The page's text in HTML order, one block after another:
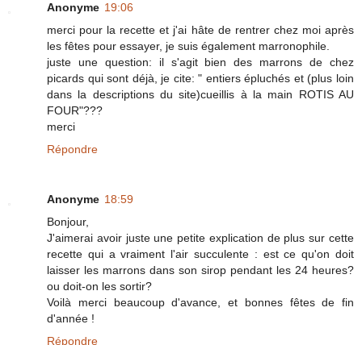
Anonyme 19:06
merci pour la recette et j'ai hâte de rentrer chez moi après
les fêtes pour essayer, je suis également marronophile.
juste une question: il s'agit bien des marrons de chez
picards qui sont déjà, je cite: " entiers épluchés et (plus loin
dans la descriptions du site)cueillis à la main ROTIS AU
FOUR"???
merci
Répondre
Anonyme 18:59
Bonjour,
J'aimerai avoir juste une petite explication de plus sur cette
recette qui a vraiment l'air succulente : est ce qu'on doit
laisser les marrons dans son sirop pendant les 24 heures?
ou doit-on les sortir?
Voilà merci beaucoup d'avance, et bonnes fêtes de fin
d'année !
Répondre